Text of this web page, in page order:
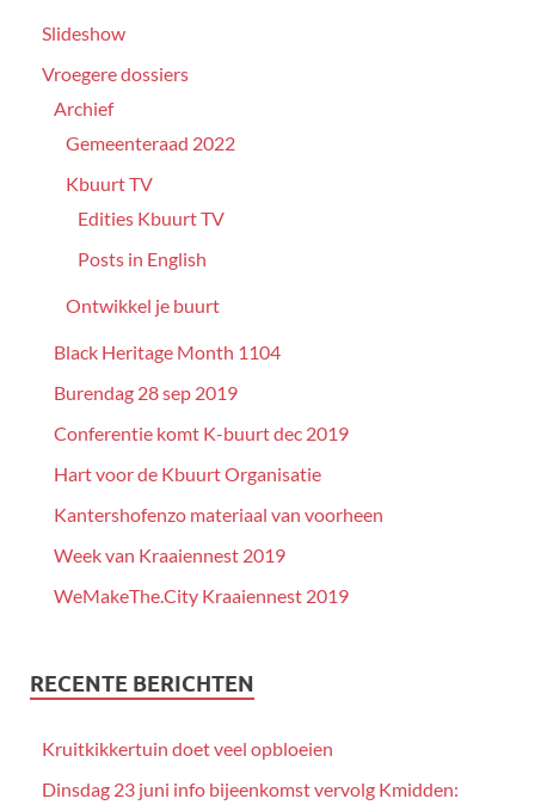
Slideshow
Vroegere dossiers
Archief
Gemeenteraad 2022
Kbuurt TV
Edities Kbuurt TV
Posts in English
Ontwikkel je buurt
Black Heritage Month 1104
Burendag 28 sep 2019
Conferentie komt K-buurt dec 2019
Hart voor de Kbuurt Organisatie
Kantershofenzo materiaal van voorheen
Week van Kraaiennest 2019
WeMakeThe.City Kraaiennest 2019
RECENTE BERICHTEN
Kruitkikkertuin doet veel opbloeien
Dinsdag 23 juni info bijeenkomst vervolg Kmidden: